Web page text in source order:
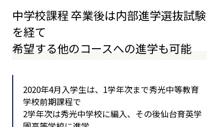
中学校課程 卒業後は内部進学選抜試験
を経て
希望する他のコースへの進学も可能
2020年4月入学生は、1学年次まで秀光中等教育
学校前期課程で
2学年次は秀光中学校に編入、その後仙台育英学